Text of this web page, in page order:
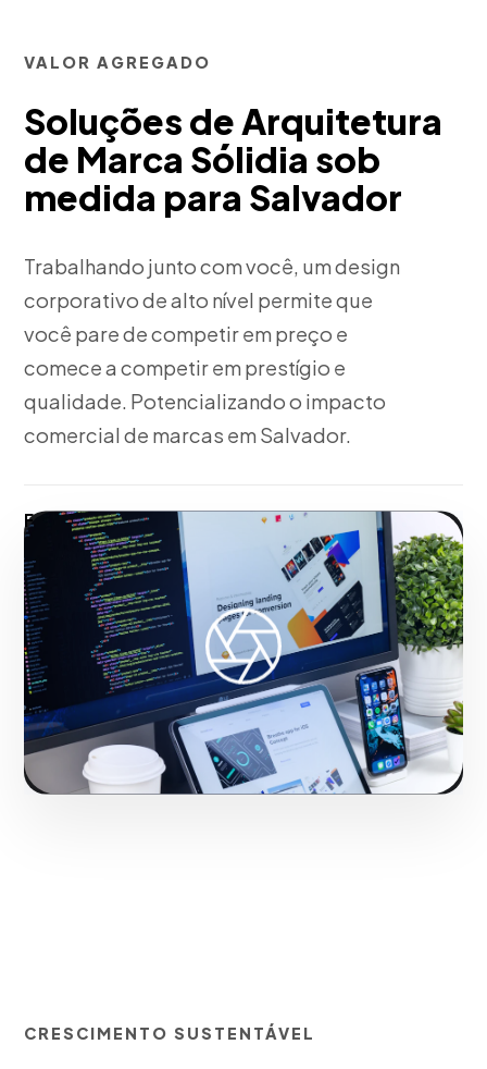
VALOR AGREGADO
Soluções de Arquitetura
de Marca Sólidia sob
medida para Salvador
Trabalhando junto com você, um design
corporativo de alto nível permite que
você pare de competir em preço e
comece a competir em prestígio e
qualidade. Potencializando o impacto
comercial de marcas em Salvador.
Fase 2:Para o mercado local, desenho, vetorização
e propostas visuais de Branding Design, Brand
Design e Manuais de Imagem Corporativa.
Transformando negócios de Salvador com
resultados mensuráveis.
Iniciar projeto
CRESCIMENTO SUSTENTÁVEL